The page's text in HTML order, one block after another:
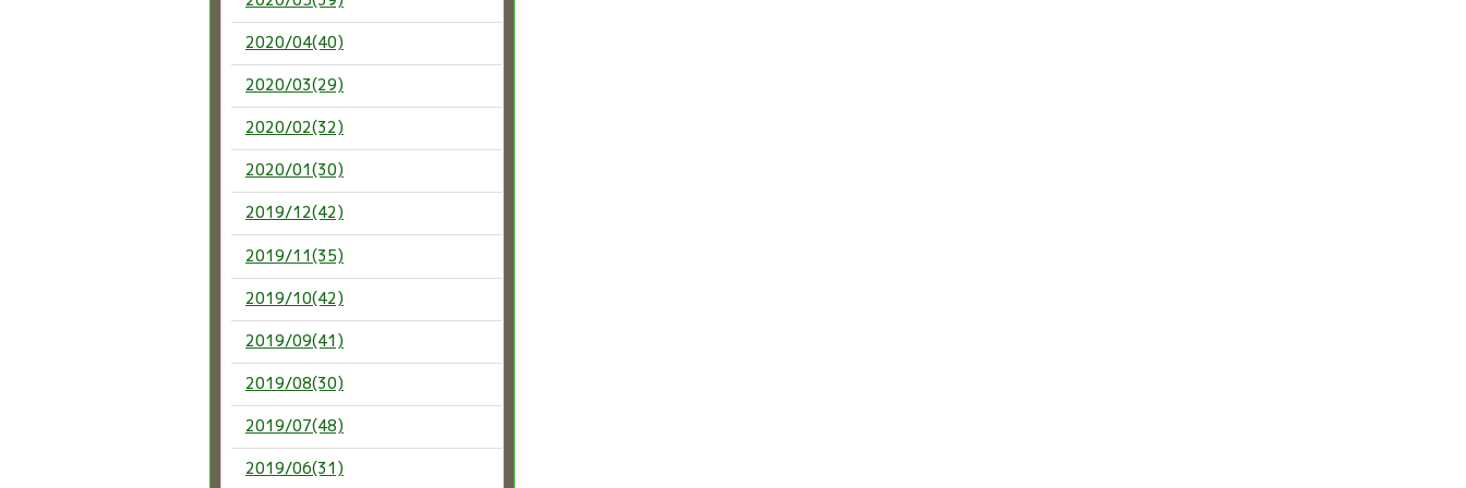
2020/04(40)
2020/03(29)
2020/02(32)
2020/01(30)
2019/12(42)
2019/11(35)
2019/10(42)
2019/09(41)
2019/08(30)
2019/07(48)
2019/06(31)